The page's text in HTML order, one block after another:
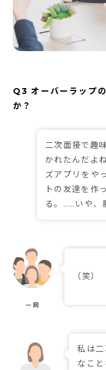
Q3 オーバーラップ
か？
二次面接で趣
かれたんだよ
ズアプリをや
トの友達を作
る。……いや、
（笑）
私は
なこ